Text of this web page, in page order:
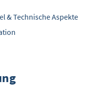
& Technische Aspekte